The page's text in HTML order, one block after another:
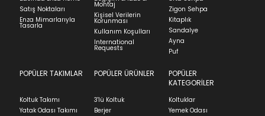
İadenizin kabul edilmesi için, ürünün hasar
görmemiş, kurulumunun yapılmamış ve
kullanılmamış olması gerekmektedir.
İade ve Değişim bölümünü ziyaret ediniz.
Teslimat
Ev tekstili siparişlerinizin kargoya verilme süresi
ortalama 5-24 iş günüdür.
Satış Noktaları
Enza Mimarlarıyla
Tasarla
Montaj
Kişisel Verilerin
Korunması
Kullanım Koşulları
International
Requests
Zigon Sehpa
Kitaplık
Sandalye
Ayna
Puf
POPÜLER TAKIMLAR
Koltuk Takımı
Yatak Odası Takımı
POPÜLER ÜRÜNLER
3'lü Koltuk
Berjer
POPÜLER
KATEGORİLER
Koltuklar
Yemek Odası